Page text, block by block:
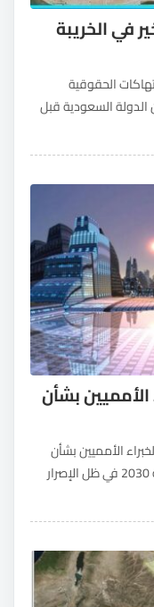
في الخريبة
الحقوقية
السعودية قبل
بشأن
الأمميين بشأن
انتهاكات نيوم المشروع العملاق ضمن رؤية 2030 في ظل الإصرار